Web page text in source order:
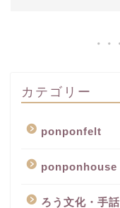
カテゴリー
ponponfelt
ponponhouse
ろう文化・手話